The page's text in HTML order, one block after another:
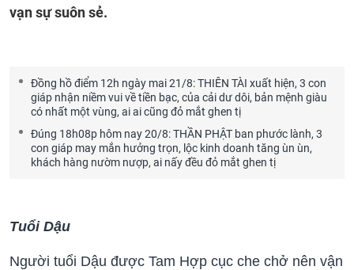
vạn sự suôn sẻ.
Đồng hồ điểm 12h ngày mai 21/8: THIÊN TÀI xuất hiện, 3 con
giáp nhận niềm vui về tiền bạc, của cải dư dôi, bản mệnh giàu
có nhất một vùng, ai ai cũng đỏ mắt ghen tị
Đúng 18h08p hôm nay 20/8: THẦN PHẬT ban phước lành, 3
con giáp may mắn hưởng trọn, lộc kinh doanh tăng ùn ùn,
khách hàng nườm nượp, ai nấy đều đỏ mắt ghen tị
Tuổi Dậu
Người tuổi Dậu được Tam Hợp cục che chở nên vận